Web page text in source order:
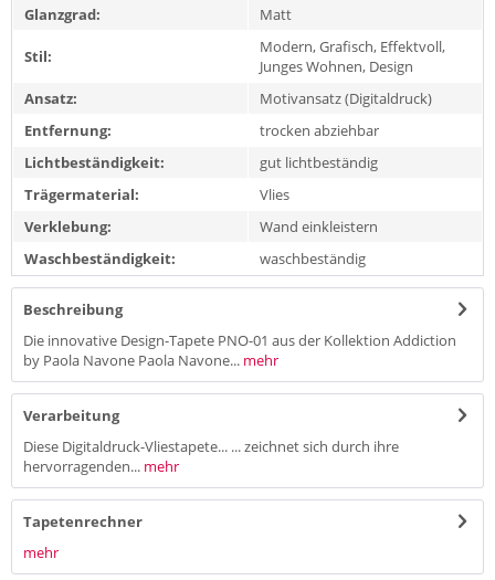
Glanzgrad:
Matt
Stil:
Modern, Grafisch, Effektvoll,
Junges Wohnen, Design
Ansatz:
Motivansatz (Digitaldruck)
Entfernung:
trocken abziehbar
Lichtbeständigkeit:
gut lichtbeständig
Trägermaterial:
Vlies
Verklebung:
Wand einkleistern
Waschbeständigkeit:
waschbeständig
Beschreibung
Die innovative Design-Tapete PNO-01 aus der Kollektion Addiction
by Paola Navone Paola Navone... mehr
Verarbeitung
Diese Digitaldruck-Vliestapete... ... zeichnet sich durch ihre
hervorragenden... mehr
Tapetenrechner
mehr